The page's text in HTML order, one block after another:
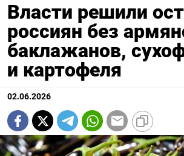
Власти решили
россиян без
баклажанов,
и картофеля
02.06.2026